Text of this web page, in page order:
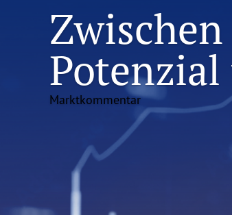
Marktkommentar